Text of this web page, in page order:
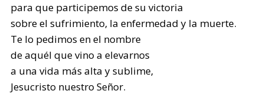
para que participemos de su victoria
sobre el sufrimiento, la enfermedad y la muerte.
Te lo pedimos en el nombre
de aquél que vino a elevarnos
a una vida más alta y sublime,
Jesucristo nuestro Señor.